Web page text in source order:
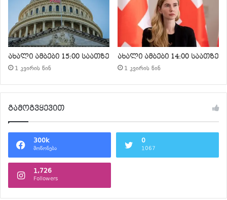
ახალი ამბები 15:00 საათზე
1 კვირის წინ
ახალი ამბები 14:00 საათზე
1 კვირის წინ
გამოგვყევით
300k
მოწონება
0
1067
1,726
Followers